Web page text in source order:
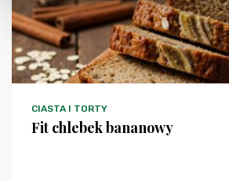
CIASTA I TORTY
Fit chlebek bananowy